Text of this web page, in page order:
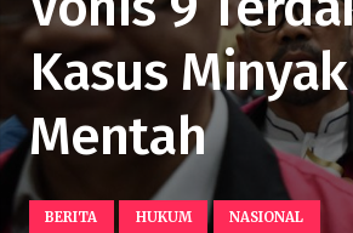
Kasus Minyak
Mentah
BERITA HUKUM NASIONAL